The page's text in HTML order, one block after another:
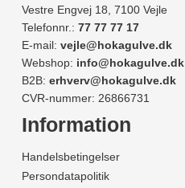
Vestre Engvej 18, 7100 Vejle
Telefonnr.: 77 77 77 17
E-mail: vejle@hokagulve.dk
Webshop: info@hokagulve.dk
B2B: erhverv@hokagulve.dk
CVR-nummer: 26866731
Information
Handelsbetingelser
Persondatapolitik